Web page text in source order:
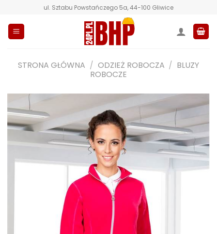
zawartości
ul. Sztabu Powstańczego 5a, 44-100 Gliwice
STRONA GŁÓWNA / ODZIEŻ ROBOCZA / BLUZY
ROBOCZE